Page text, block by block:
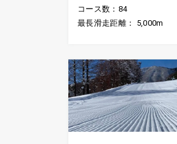
コース数：84
最長滑走距離： 5,000m